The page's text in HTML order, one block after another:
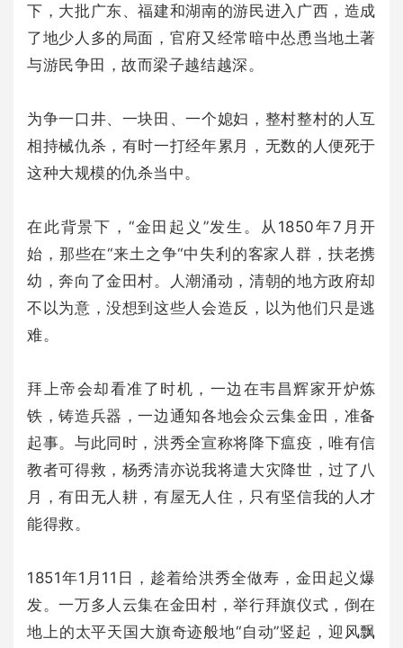
下，大批广东、福建和湖南的游民进入广西，造成
了地少人多的局面，官府又经常暗中怂恿当地土著
与游民争田，故而梁子越结越深。
为争一口井、一块田、一个媳妇，整村整村的人互
相持械仇杀，有时一打经年累月，无数的人便死于
这种大规模的仇杀当中。
在此背景下，“金田起义”发生。从1850年7月开
始，那些在“来土之争“中失利的客家人群，扶老携
幼，奔向了金田村。人潮涌动，清朝的地方政府却
不以为意，没想到这些人会造反，以为他们只是逃
难。
拜上帝会却看准了时机，一边在韦昌辉家开炉炼
铁，铸造兵器，一边通知各地会众云集金田，准备
起事。与此同时，洪秀全宣称将降下瘟疫，唯有信
教者可得救，杨秀清亦说我将遣大灾降世，过了八
月，有田无人耕，有屋无人住，只有坚信我的人才
能得救。
1851年1月11日，趁着给洪秀全做寿，金田起义爆
发。一万多人云集在金田村，举行拜旗仪式，倒在
地上的太平天国大旗奇迹般地“自动”竖起，迎风飘